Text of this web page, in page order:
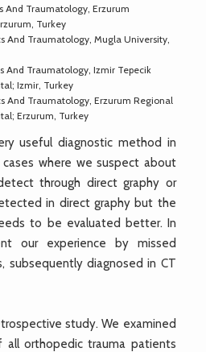
And Traumatology, Erzurum
Turkey
And Traumatology, Mugla University,
And Traumatology, Izmir Tepecik
Izmir, Turkey
And Traumatology, Erzurum Regional
Erzurum, Turkey
useful diagnostic method in
where we suspect about
through direct graphy or
in direct graphy but the
to be evaluated better. In
our experience by missed
subsequently diagnosed in CT
study. We examined
all orthopedic trauma patients